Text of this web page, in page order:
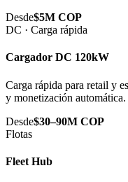
Desde$5M COP
DC · Carga rápida
Cargador DC 120kW
Carga rápida para retail y
y monetización automática.
Desde$30–90M COP
Flotas
Fleet Hub